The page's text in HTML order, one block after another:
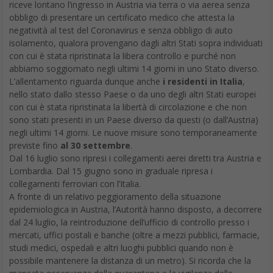
riceve lontano l’ingresso in Austria via terra o via aerea senza
obbligo di presentare un certificato medico che attesta la
negatività al test del Coronavirus e senza obbligo di auto
isolamento, qualora provengano dagli altri Stati sopra individuati
con cui è stata ripristinata la libera controllo e purché non
abbiamo soggiornato negli ultimi 14 giorni in uno Stato diverso.
L’allentamento riguarda dunque anche i residenti in Italia,
nello stato dallo stesso Paese o da uno degli altri Stati europei
con cui è stata ripristinata la libertà di circolazione e che non
sono stati presenti in un Paese diverso da questi (o dall’Austria)
negli ultimi 14 giorni. Le nuove misure sono temporaneamente
previste fino al 30 settembre.
Dal 16 luglio sono ripresi i collegamenti aerei diretti tra Austria e
Lombardia. Dal 15 giugno sono in graduale ripresa i
collegamenti ferroviari con l’Italia.
A fronte di un relativo peggioramento della situazione
epidemiologica in Austria, l’Autorità hanno disposto, a decorrere
dal 24 luglio, la reintroduzione dell’ufficio di controllo presso i
mercati, uffici postali e banche (oltre a mezzi pubblici, farmacie,
studi medici, ospedali e altri luoghi pubblici quando non è
possibile mantenere la distanza di un metro). Si ricorda che la